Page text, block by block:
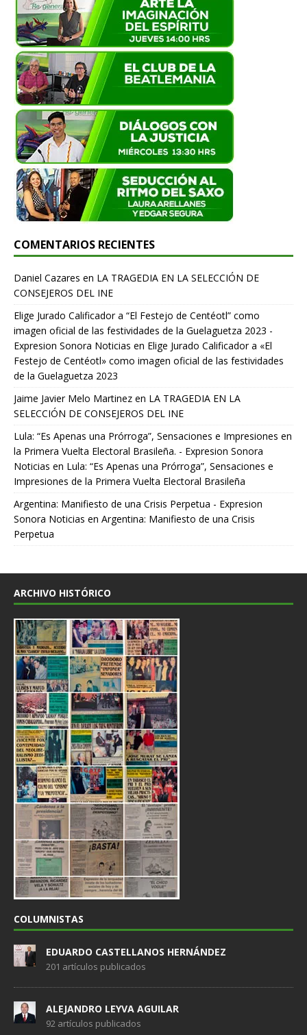
COMENTARIOS RECIENTES
Daniel Cazares en LA TRAGEDIA EN LA SELECCIÓN DE
CONSEJEROS DEL INE
Elige Jurado Calificador a “El Festejo de Centéotl” como
imagen oficial de las festividades de la Guelaguetza 2023 -
Expresion Sonora Noticias en Elige Jurado Calificador a «El
Festejo de Centéotl» como imagen oficial de las festividades
de la Guelaguetza 2023
Jaime Javier Melo Martinez en LA TRAGEDIA EN LA
SELECCIÓN DE CONSEJEROS DEL INE
Lula: “Es Apenas una Prórroga”, Sensaciones e Impresiones en
la Primera Vuelta Electoral Brasileña. - Expresion Sonora
Noticias en Lula: “Es Apenas una Prórroga”, Sensaciones e
Impresiones de la Primera Vuelta Electoral Brasileña
Argentina: Manifiesto de una Crisis Perpetua - Expresion
Sonora Noticias en Argentina: Manifiesto de una Crisis
Perpetua
ARCHIVO HISTÓRICO
COLUMNISTAS
EDUARDO CASTELLANOS HERNÁNDEZ
201 artículos publicados
ALEJANDRO LEYVA AGUILAR
92 artículos publicados